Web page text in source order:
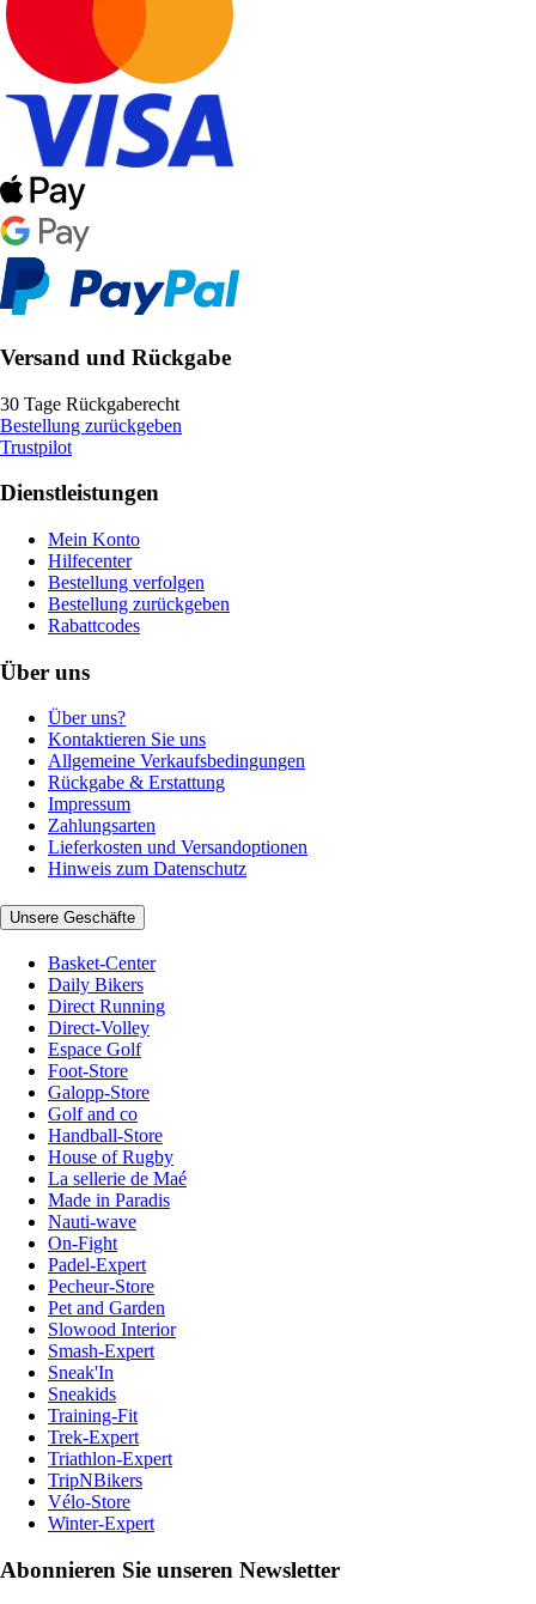
Versand und Rückgabe
30 Tage Rückgaberecht
Bestellung zurückgeben
Trustpilot
Dienstleistungen
Mein Konto
Hilfecenter
Bestellung verfolgen
Bestellung zurückgeben
Rabattcodes
Über uns
Über uns?
Kontaktieren Sie uns
Allgemeine Verkaufsbedingungen
Rückgabe & Erstattung
Impressum
Zahlungsarten
Lieferkosten und Versandoptionen
Hinweis zum Datenschutz
Unsere Geschäfte
Basket-Center
Daily Bikers
Direct Running
Direct-Volley
Espace Golf
Foot-Store
Galopp-Store
Golf and co
Handball-Store
House of Rugby
La sellerie de Maé
Made in Paradis
Nauti-wave
On-Fight
Padel-Expert
Pecheur-Store
Pet and Garden
Slowood Interior
Smash-Expert
Sneak'In
Sneakids
Training-Fit
Trek-Expert
Triathlon-Expert
TripNBikers
Vélo-Store
Winter-Expert
Abonnieren Sie unseren Newsletter